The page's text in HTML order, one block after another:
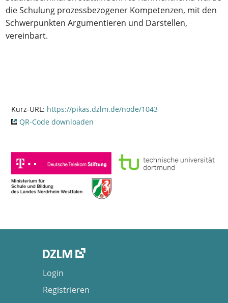
die Schulung prozessbezogener Kompetenzen, mit den
Schwerpunkten Argumentieren und Darstellen,
vereinbart.
Kurz-URL: https://pikas.dzlm.de/node/1043
QR-Code downloaden
Login
Registrieren